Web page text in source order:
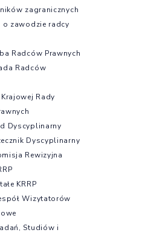
zagranicznych
o zawodzie radcy
Radców Prawnych
Radców
Rady
Dyscyplinarny
Dyscyplinarny
Rewizyjna
KRRP
Wizytatorów
Studiów i